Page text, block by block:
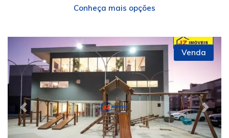
Conheça mais opções
Previous Next
Venda